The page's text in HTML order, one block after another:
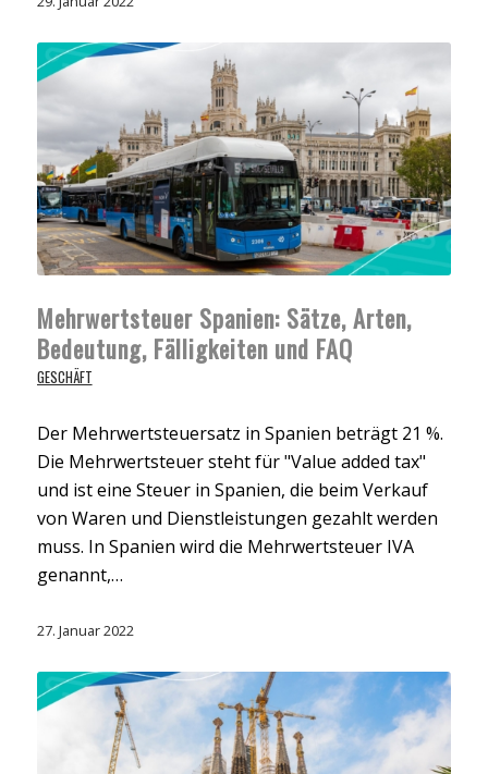
Mehrwertsteuer Spanien: Sätze, Arten,
Bedeutung, Fälligkeiten und FAQ
GESCHÄFT
Der Mehrwertsteuersatz in Spanien beträgt 21 %.
Die Mehrwertsteuer steht für "Value added tax"
und ist eine Steuer in Spanien, die beim Verkauf
von Waren und Dienstleistungen gezahlt werden
muss. In Spanien wird die Mehrwertsteuer IVA
genannt,…
27. Januar 2022